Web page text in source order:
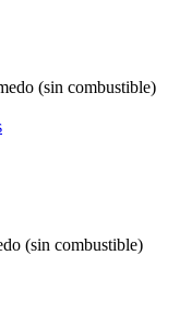
(sin combustible)
(sin combustible)